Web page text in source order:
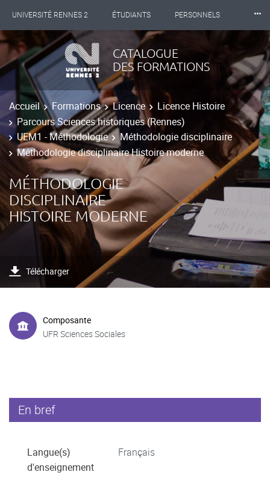
UNIVERSITÉ RENNES 2 ÉTUDIANTS PERSONNELS
INTERNATIONAL PROFESSIONNELS BIBLIOTHÈQUES
LES NOUVELLES DE RENNES 2
⸱⸱⸱
CATALOGUE
DES FORMATIONS
Accueil Formations Licence
Licence Histoire
Parcours Sciences historiques (Rennes)
UEM1 - Méthodologie
Méthodologie disciplinaire
Méthodologie disciplinaire Histoire moderne
MÉTHODOLOGIE
DISCIPLINAIRE
HISTOIRE MODERNE
Télécharger
Composante
UFR Sciences Sociales
En bref
Langue(s)
d'enseignement
Français